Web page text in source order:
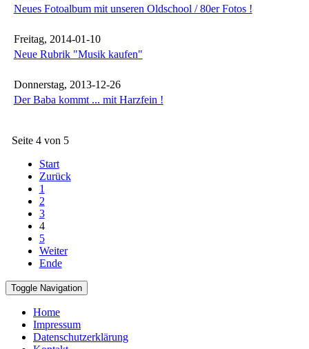
Neues Fotoalbum mit unseren Oldschool / 80er Fotos !
Freitag, 2014-01-10
Neue Rubrik "Musik kaufen"
Donnerstag, 2013-12-26
Der Baba kommt ... mit Harzfein !
Seite 4 von 5
Start
Zurück
1
2
3
4
5
Weiter
Ende
Toggle Navigation
Home
Impressum
Datenschutzerklärung